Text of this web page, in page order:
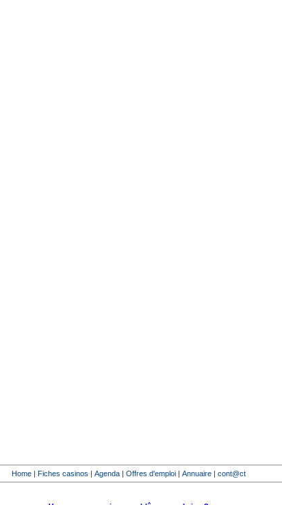
Home | Fiches casinos | Agenda | Offres d'emploi | Annuaire | cont@ct